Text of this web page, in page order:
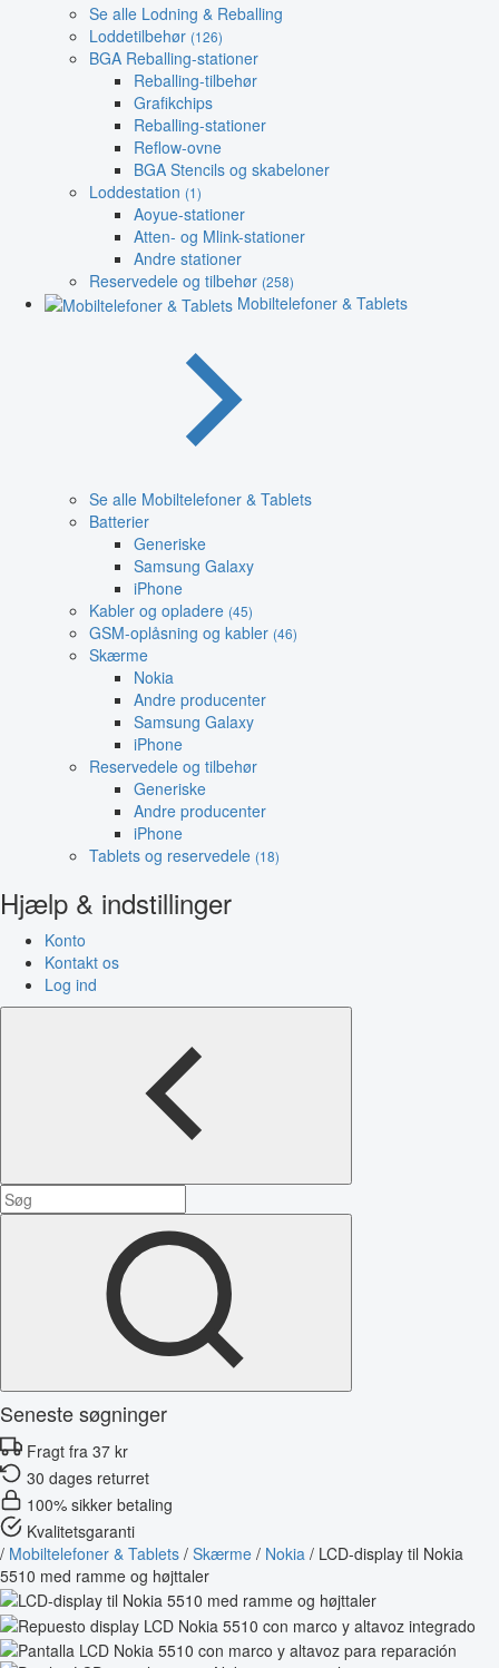
Se alle Lodning & Reballing
Loddetilbehør (126)
BGA Reballing-stationer
Reballing-tilbehør
Grafikchips
Reballing-stationer
Reflow-ovne
BGA Stencils og skabeloner
Loddestation (1)
Aoyue-stationer
Atten- og Mlink-stationer
Andre stationer
Reservedele og tilbehør (258)
Mobiltelefoner & Tablets
Se alle Mobiltelefoner & Tablets
Batterier
Generiske
Samsung Galaxy
iPhone
Kabler og opladere (45)
GSM-oplåsning og kabler (46)
Skærme
Nokia
Andre producenter
Samsung Galaxy
iPhone
Reservedele og tilbehør
Generiske
Andre producenter
iPhone
Tablets og reservedele (18)
Hjælp & indstillinger
Konto
Kontakt os
Log ind
Seneste søgninger
Fragt fra 37 kr
30 dages returret
100% sikker betaling
Kvalitetsgaranti
/ Mobiltelefoner & Tablets / Skærme / Nokia / LCD-display til Nokia
5510 med ramme og højttaler